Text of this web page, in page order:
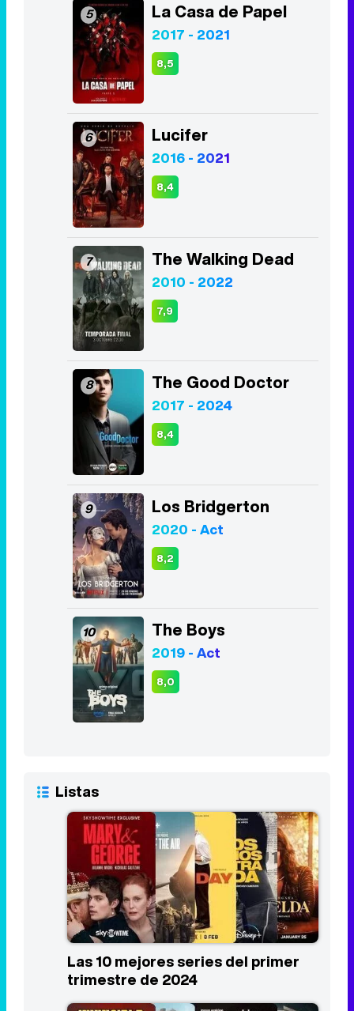
8,4
7
2010 - 2022
7,9
8
2017 - 2024
8,4
9
2020 - Act
8,2
2019 - Act
8,0
Listas
Las 10 mejores series del primer
trimestre de 2024
Los estrenos más esperados de
Prime Video en 2024